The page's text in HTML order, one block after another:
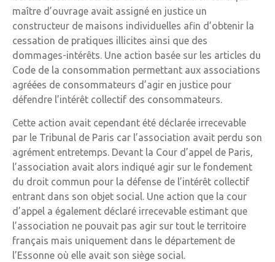
maître d’ouvrage avait assigné en justice un
constructeur de maisons individuelles afin d’obtenir la
cessation de pratiques illicites ainsi que des
dommages-intérêts. Une action basée sur les articles du
Code de la consommation permettant aux associations
agréées de consommateurs d’agir en justice pour
défendre l’intérêt collectif des consommateurs.
Cette action avait cependant été déclarée irrecevable
par le Tribunal de Paris car l’association avait perdu son
agrément entretemps. Devant la Cour d’appel de Paris,
l’association avait alors indiqué agir sur le fondement
du droit commun pour la défense de l’intérêt collectif
entrant dans son objet social. Une action que la cour
d’appel a également déclaré irrecevable estimant que
l’association ne pouvait pas agir sur tout le territoire
français mais uniquement dans le département de
l’Essonne où elle avait son siège social.